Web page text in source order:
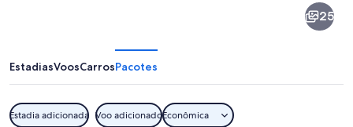
Kronplatz
25
EstadiasVoosCarrosPacotes
Estadia adicionada Voo adicionadoEconômica